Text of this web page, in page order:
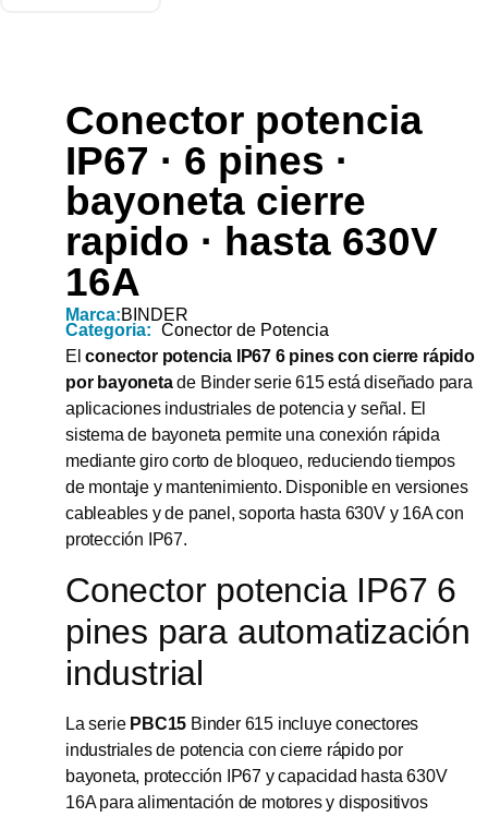
Conector potencia
IP67 · 6 pines ·
bayoneta cierre
rapido · hasta 630V
16A
Marca:BINDER
Categoria: Conector de Potencia
Elconector potencia IP67 6 pines con cierre rápido
por bayonetade Binder serie 615 está diseñado para
aplicaciones industriales de potencia y señal. El
sistema de bayoneta permite una conexión rápida
mediante giro corto de bloqueo, reduciendo tiempos
de montaje y mantenimiento. Disponible en versiones
cableables y de panel, soporta hasta 630V y 16A con
protección IP67.
Conector potencia IP67 6
pines para automatización
industrial
La serie PBC15 Binder 615 incluye conectores
industriales de potencia con cierre rápido por
bayoneta, protección IP67 y capacidad hasta 630V
16A para alimentación de motores y dispositivos